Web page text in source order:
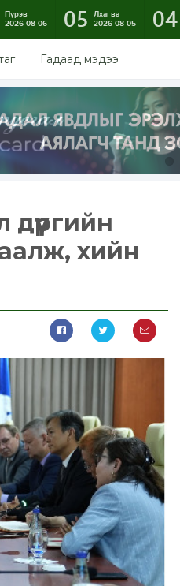
Пүрэв
2026-08-06
05
Лхагва
2026-08-05
04
Гадаад мэдээ
хийн